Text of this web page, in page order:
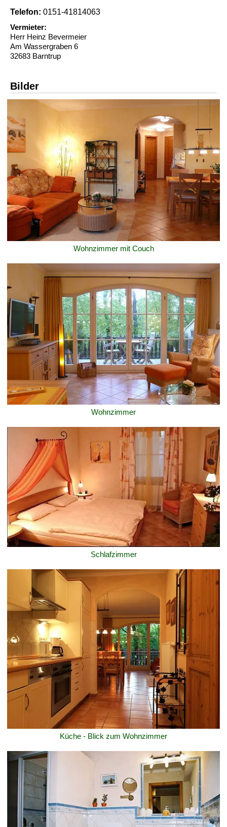
Telefon: 0151-41814063
Vermieter:
Herr Heinz Bevermeier
Am Wassergraben 6
32683 Barntrup
Bilder
Wohnzimmer mit Couch
Wohnzimmer
Schlafzimmer
Küche - Blick zum Wohnzimmer